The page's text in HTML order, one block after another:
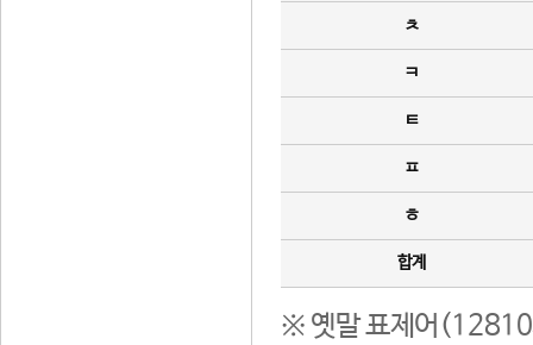
ㅊ
ㅋ
ㅌ
ㅍ
ㅎ
합계
※ 옛말 표제어(12810